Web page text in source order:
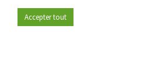
Devenez membre
Accepter tout